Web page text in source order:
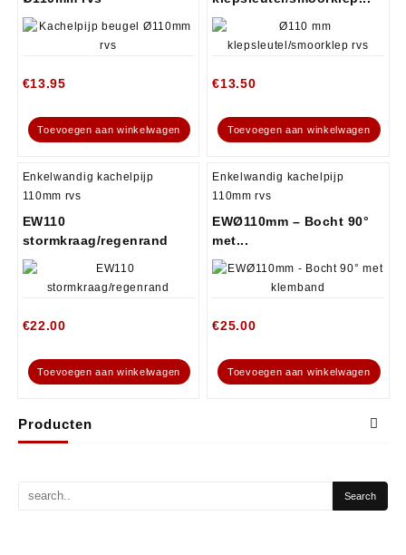
Producten
€13.95
Toevoegen aan winkelwagen
€13.50
Toevoegen aan winkelwagen
Enkelwandig kachelpijp
110mm rvs
EW110
stormkraag/regenrand
€22.00
Toevoegen aan winkelwagen
Enkelwandig kachelpijp
110mm rvs
EWØ110mm – Bocht 90°
met...
€25.00
Toevoegen aan winkelwagen